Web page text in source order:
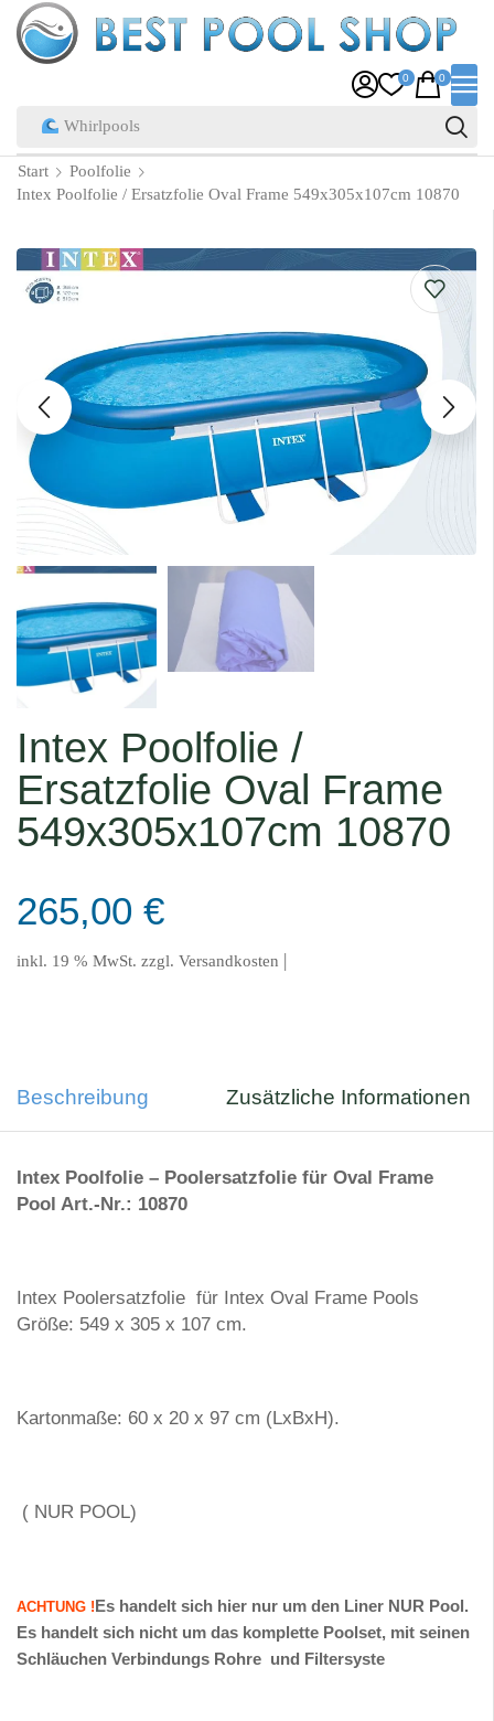
Pool Zubehör
0 0
Start
Poolfolie
Intex Poolfolie / Ersatzfolie Oval Frame 549x305x107cm 10870
Intex Poolfolie /
Ersatzfolie Oval Frame
549x305x107cm 10870
265,00 €
inkl. 19 % MwSt. zzgl. Versandkosten |
Beschreibung Zusätzliche Informationen
Intex Poolfolie – Poolersatzfolie für Oval Frame
Pool Art.-Nr.: 10870
Intex Poolersatzfolie für Intex Oval Frame Pools
Größe: 549 x 305 x 107 cm.
Kartonmaße: 60 x 20 x 97 cm (LxBxH).
( NUR POOL)
ACHTUNG ! Es handelt sich hier nur um den Liner NUR Pool.
Es handelt sich nicht um das komplette Poolset, mit seinen
Schläuchen Verbindungs Rohre und Filtersyste